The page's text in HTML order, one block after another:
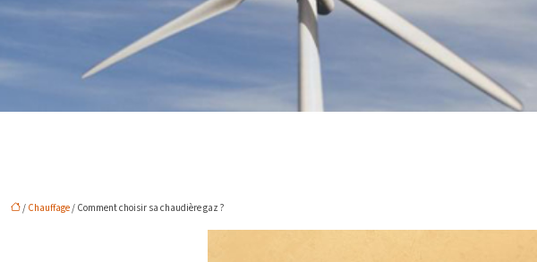
/ Chauffage/ Comment choisir sa chaudière gaz ?